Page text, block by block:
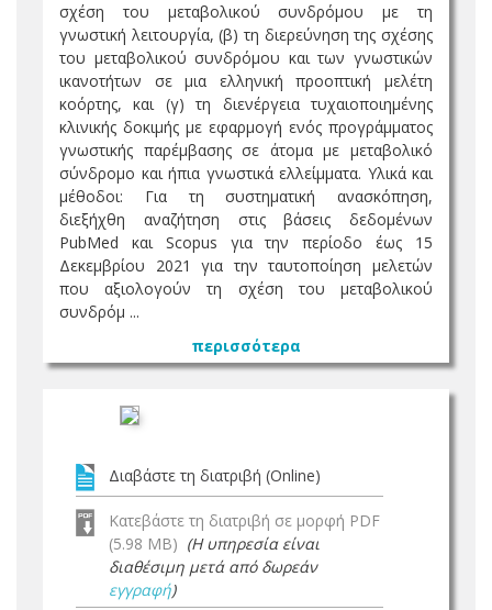
σχέση του μεταβολικού συνδρόμου με τη
γνωστική λειτουργία, (β) τη διερεύνηση της σχέσης
του μεταβολικού συνδρόμου και των γνωστικών
ικανοτήτων σε μια ελληνική προοπτική μελέτη
κοόρτης, και (γ) τη διενέργεια τυχαιοποιημένης
κλινικής δοκιμής με εφαρμογή ενός προγράμματος
γνωστικής παρέμβασης σε άτομα με μεταβολικό
σύνδρομο και ήπια γνωστικά ελλείμματα. Υλικά και
μέθοδοι: Για τη συστηματική ανασκόπηση,
διεξήχθη αναζήτηση στις βάσεις δεδομένων
PubMed και Scopus για την περίοδο έως 15
Δεκεμβρίου 2021 για την ταυτοποίηση μελετών
που αξιολογούν τη σχέση του μεταβολικού
συνδρόμ ...
περισσότερα
Διαβάστε τη διατριβή (Online)
Κατεβάστε τη διατριβή σε μορφή PDF
(5.98 MB) (Η υπηρεσία είναι
διαθέσιμη μετά από δωρεάν
εγγραφή)